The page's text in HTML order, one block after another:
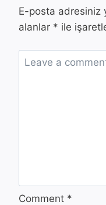
E-posta adresiniz
alanlar * ile
Comment *